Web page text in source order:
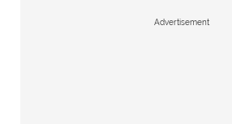
Advertisement